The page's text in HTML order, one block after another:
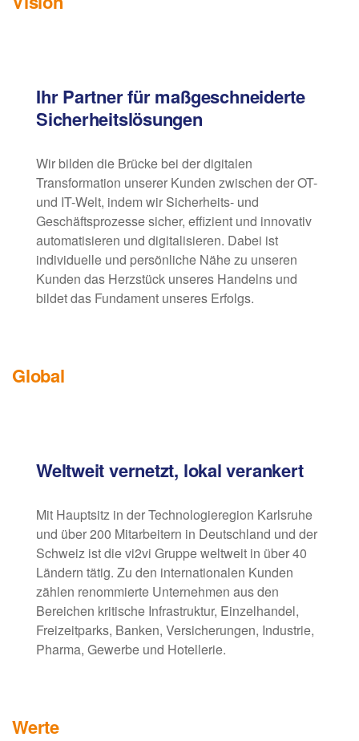
Ihr Partner für maßgeschneiderte
Sicherheitslösungen
Wir bilden die Brücke bei der digitalen
Transformation unserer Kunden zwischen der OT-
und IT-Welt, indem wir Sicherheits- und
Geschäftsprozesse sicher, effizient und innovativ
automatisieren und digitalisieren. Dabei ist
individuelle und persönliche Nähe zu unseren
Kunden das Herzstück unseres Handelns und
bildet das Fundament unseres Erfolgs.
Global
Weltweit vernetzt, lokal verankert
Mit Hauptsitz in der Technologieregion Karlsruhe
und über 200 Mitarbeitern in Deutschland und der
Schweiz ist die vi2vi Gruppe weltweit in über 40
Ländern tätig. Zu den internationalen Kunden
zählen renommierte Unternehmen aus den
Bereichen kritische Infrastruktur, Einzelhandel,
Freizeitparks, Banken, Versicherungen, Industrie,
Pharma, Gewerbe und Hotellerie.
Werte